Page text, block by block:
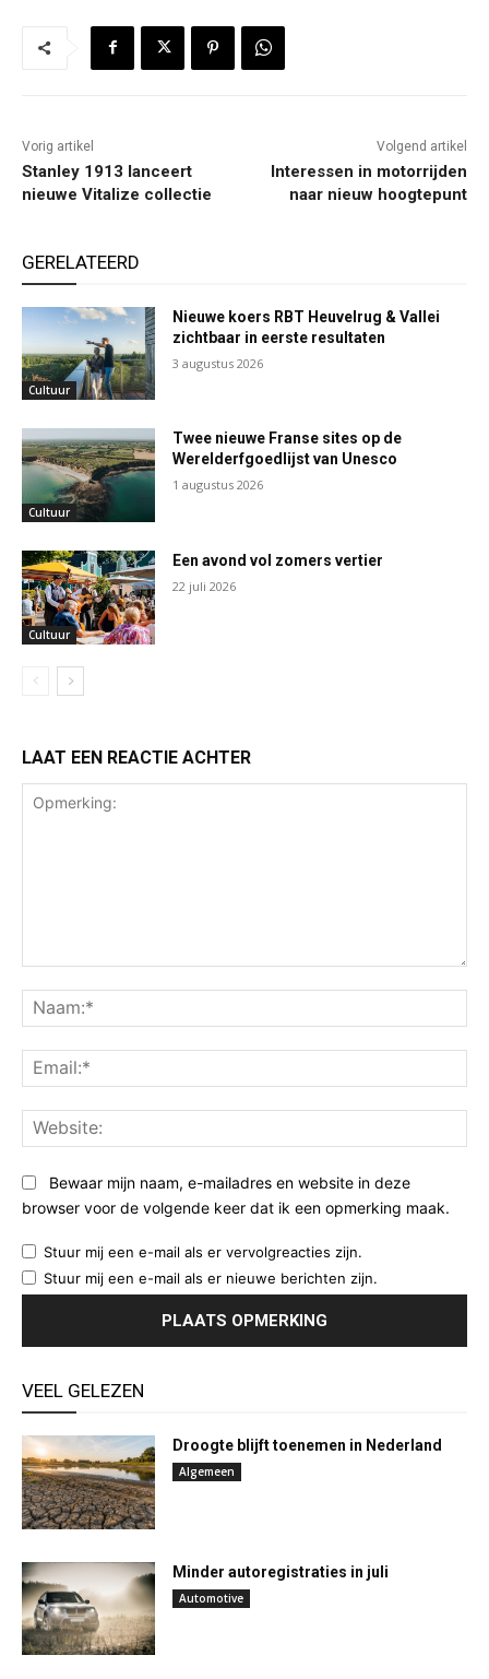
Vorig artikel
Stanley 1913 lanceert
nieuwe Vitalize collectie
Volgend artikel
Interessen in motorrijden
naar nieuw hoogtepunt
GERELATEERD
Cultuur
Nieuwe koers RBT Heuvelrug & Vallei
zichtbaar in eerste resultaten
3 augustus 2026
Cultuur
Twee nieuwe Franse sites op de
Werelderfgoedlijst van Unesco
1 augustus 2026
Cultuur
Een avond vol zomers vertier
22 juli 2026
LAAT EEN REACTIE ACHTER
Bewaar mijn naam, e-mailadres en website in deze
browser voor de volgende keer dat ik een opmerking maak.
Stuur mij een e-mail als er vervolgreacties zijn.
Stuur mij een e-mail als er nieuwe berichten zijn.
VEEL GELEZEN
Droogte blijft toenemen in Nederland
Algemeen
Minder autoregistraties in juli
Automotive